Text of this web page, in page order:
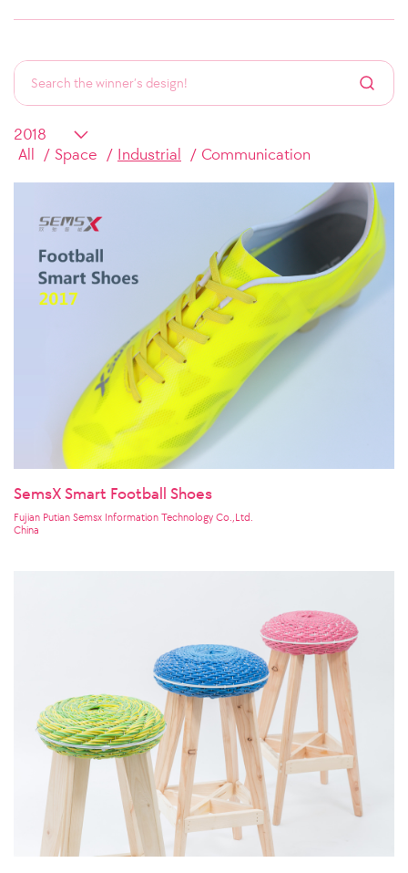
All Space Industrial Communication
SemsX Smart Football Shoes
Fujian Putian Semsx Information Technology Co.,Ltd.
China